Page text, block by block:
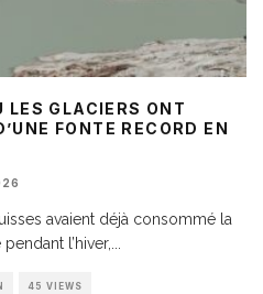
GLACIERS ONT
FONTE RECORD EN
avaient déjà consommé la
l’hiver,
45 VIEWS